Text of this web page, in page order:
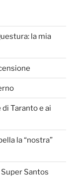
la mia
Taranto e ai
la “nostra”
Santos